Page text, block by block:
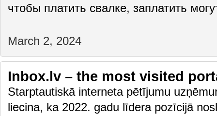
чтобы платить свалке, заплатить
March 2, 2024
Inbox.lv – the most visited
Starptautiskā interneta pētījumu
liecina, ka 2022. gadu līdera pozīcijā